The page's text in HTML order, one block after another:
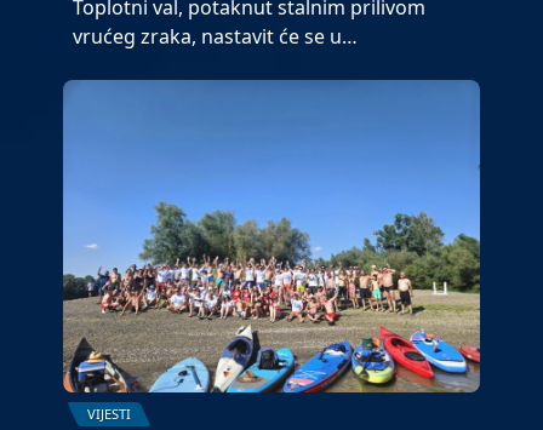
Toplotni val, potaknut stalnim prilivom
vrućeg zraka, nastavit će se u…
VIJESTI